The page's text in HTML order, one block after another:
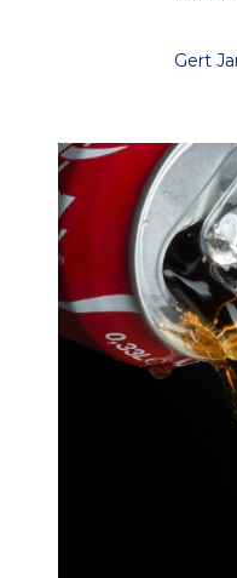
Gert